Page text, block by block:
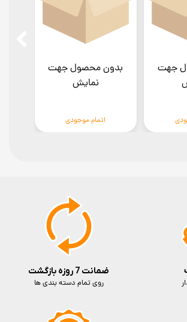
بدون محصول جهت
نمایش
اتمام موجودی
جهت
ضمانت 7 روزه بازگشت
روی تمام دسته بندی ها